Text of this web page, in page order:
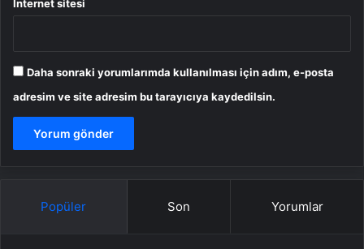
İnternet sitesi
Daha sonraki yorumlarımda kullanılması için adım, e-posta
adresim ve site adresim bu tarayıcıya kaydedilsin.
Popüler Son Yorumlar